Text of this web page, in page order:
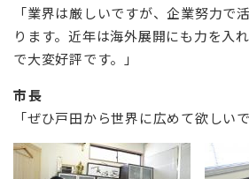
「業界は厳しいですが、企業努力で
ります。近年は海外展開にも力を入
で大変好評です。」
市長
「ぜひ戸田から世界に広めて欲しいで